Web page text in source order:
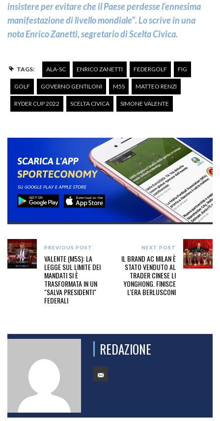
insistere per evitare che il Paese perdesse l’ennesima
manifestazione di livello mondiale”. Lo scrive in una
nota EnricoZanetti, segretario di Scelta Civica.
TAGS: ALA-SC ENRICO ZANETTI FEDERGOLF FIG
GOLF GOVERNO GENTILONI M5S MATTEO RENZI
RYDER CUP 2022 SCELTA CIVICA SIMONE VALENTE
PREVIOUS POST
VALENTE (M5S): LA
LEGGE SUL LIMITE DEI
MANDATI SI È
TRASFORMATA IN UN
"SALVA PRESIDENTI"
FEDERALI
NEXT POST
IL BRAND AC MILAN È
STATO VENDUTO AL
TRADER CINESE LI
YONGHONG. FINISCE
L'ERA BERLUSCONI
REDAZIONE